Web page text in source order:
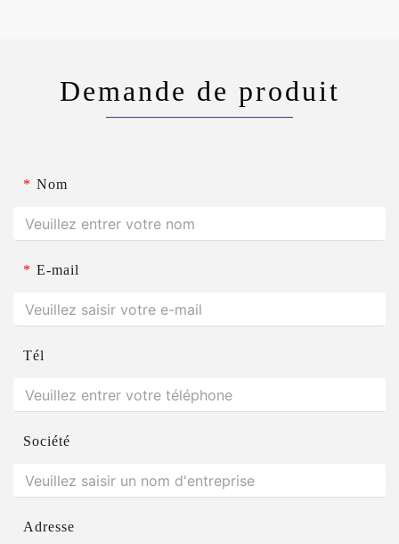
Demande de produit
* Nom
* E-mail
Tél
Société
Adresse